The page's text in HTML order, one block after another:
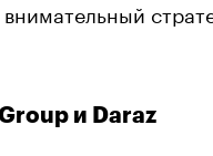
и Daraz